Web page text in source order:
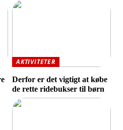
AKTIVITETER
Derfor er det vigtigt at købe
de rette ridebukser til børn